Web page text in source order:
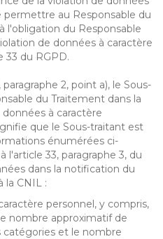
permettre au Responsable du
du Responsable
de données à caractère
33 du RGPD.
2, point a), le Sous-
du Traitement dans la
à caractère
que le Sous-traitant est
énumérées ci-
33, paragraphe 3, du
dans la notification du
la CNIL :
personnel, y compris,
nombre approximatif de
catégories et le nombre